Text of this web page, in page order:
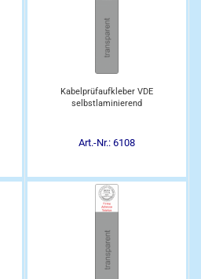
Kabelprüfaufkleber VDE
selbstlaminierend
Art.-Nr.: 6108